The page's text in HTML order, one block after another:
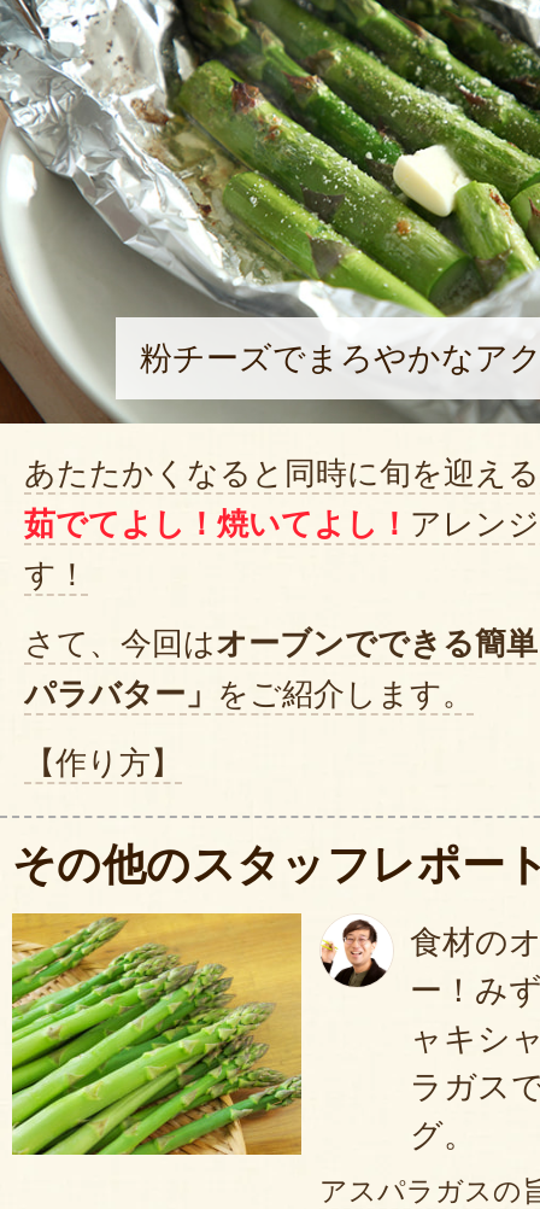
今年２回目の購入です。２箱お願
友人のです。アスパラ収穫体験に
うしても食べたいというので一緒
からも子供達と分けて食べたけど
ったと喜んでましたよ。我が家も
ますが、大々好評です。
間違いないです
2025年06
スパラガスを送ってあげました。
ごちそうさまでした
何度か購入しています。毎回甘み
しいです。
初めて予約注文しました。
届いたアスパラの太さにびっくり
この太さなのに根本まで柔らかく
べた途端、水分があふれ出て、甘
した。
マヨネーズを用意していたのです
粉チーズでまろやかなア
あたたかくなると同時に旬を迎え
茹でてよし！焼いてよし！ アレン
す！
さて、今回はオーブンでできる簡
パラバター」
をご紹介します。
【作り方】
①半分に切ったアスパラをアルミ
②塩コショウで味付けし、バター
ホイルで包む。
③オーブントースターで5～6分焼
さに合わせて焼き時間は調節）
④アスパラがしんなり柔らかくな
ーズをかけて完成！
アスパラの旨みとバター&粉チー
その他のスタッフレポー
食材の
ー！み
ャキシ
ラガス
グ。
アスパラガスの